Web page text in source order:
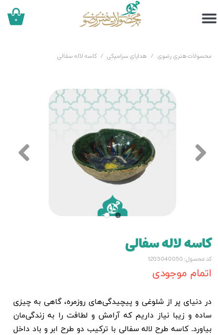
۰
محصولات هنری رضوی هدایای سرامیکی کاسه لاله سفالی
کاسه لاله سفالی
کد محصول: 1203040050
اتمام موجودی
در دنیای پر از شلوغی و پیچیدگی‌های روزمره، گاهی به چیزی
ساده و زیبا نیاز داریم که آرامش و لطافت را به زندگی‌مان
بیاورد. کاسه طرح لاله سفالی با ترکیب دو طرح ابر و باد داخل